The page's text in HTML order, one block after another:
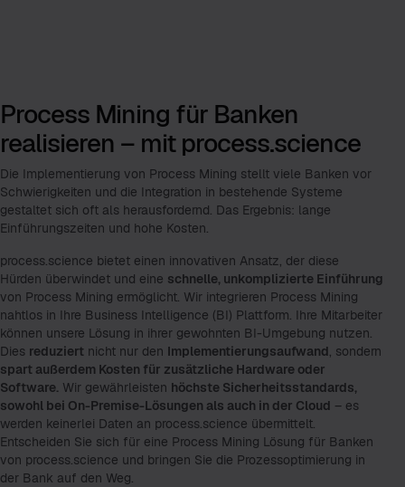
Process Mining für Banken
realisieren – mit process.science
Die Implementierung von Process Mining stellt viele Banken vor
Schwierigkeiten und die Integration in bestehende Systeme
gestaltet sich oft als herausfordernd. Das Ergebnis: lange
Einführungszeiten und hohe Kosten.
process.science bietet einen innovativen Ansatz, der diese
Hürden überwindet und eine schnelle, unkomplizierte Einführung
von Process Mining ermöglicht. Wir integrieren Process Mining
nahtlos in Ihre Business Intelligence (BI) Plattform. Ihre Mitarbeiter
können unsere Lösung in ihrer gewohnten BI-Umgebung nutzen.
Dies reduziert nicht nur den Implementierungsaufwand, sondern
spart außerdem Kosten für zusätzliche Hardware oder
Software. Wir gewährleisten höchste Sicherheitsstandards,
sowohl bei On-Premise-Lösungen als auch in der Cloud – es
werden keinerlei Daten an process.science übermittelt.
Entscheiden Sie sich für eine Process Mining Lösung für Banken
von process.science und bringen Sie die Prozessoptimierung in
der Bank auf den Weg.